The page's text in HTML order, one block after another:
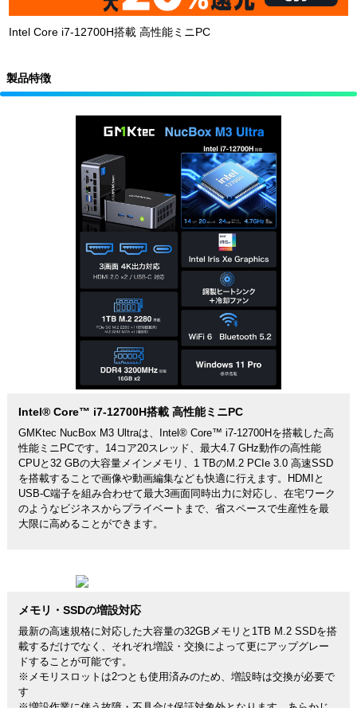
Intel Core i7-12700H搭載 高性能ミニPC
製品特徴
Intel® Core™ i7-12700H搭載 高性能ミニPC
GMKtec NucBox M3 Ultraは、Intel® Core™ i7-12700Hを搭載した高
性能ミニPCです。14コア20スレッド、最大4.7 GHz動作の高性能
CPUと32 GBの大容量メインメモリ、1 TBのM.2 PCIe 3.0 高速SSD
を搭載することで画像や動画編集なども快適に行えます。HDMIと
USB-C端子を組み合わせて最大3画面同時出力に対応し、在宅ワーク
のようなビジネスからプライベートまで、省スペースで生産性を最
大限に高めることができます。
メモリ・SSDの増設対応
最新の高速規格に対応した大容量の32GBメモリと1TB M.2 SSDを搭
載するだけでなく、それぞれ増設・交換によって更にアップグレー
ドすることが可能です。
※メモリスロットは2つとも使用済みのため、増設時は交換が必要で
す